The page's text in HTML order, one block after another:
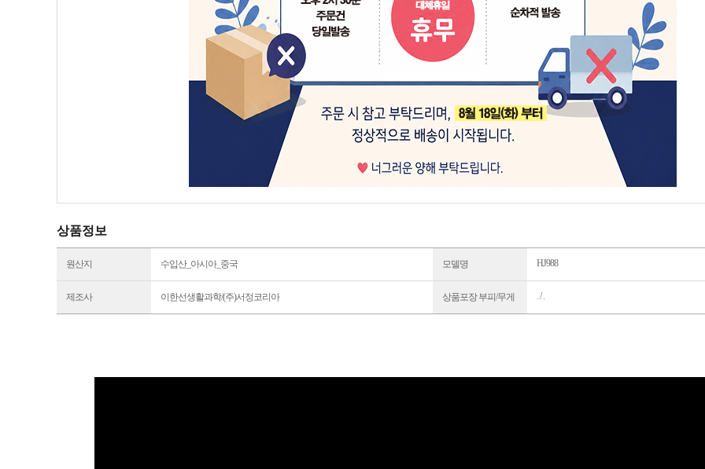
상품정보
원산지 수입산_아시아_중국 모델명 HJ988
제조사 이한선생활과학/(주)서정코리아 상품포장 부피/무게 . / .